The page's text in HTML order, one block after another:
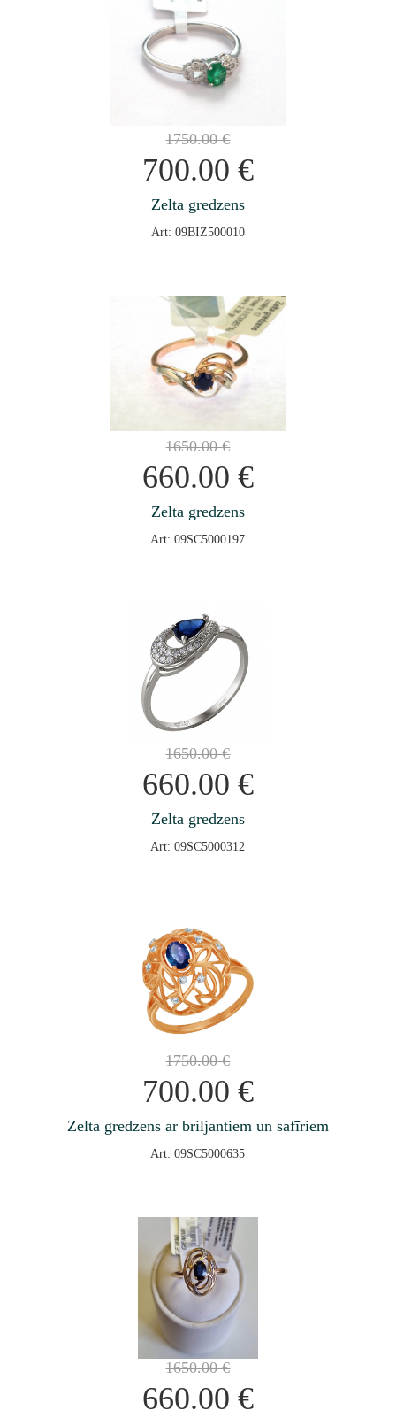
1750.00€
700.00 €
Zelta gredzens
Art: 09BIZ500010
1650.00€
660.00 €
Zelta gredzens
Art: 09SC5000197
1650.00€
660.00 €
Zelta gredzens
Art: 09SC5000312
1750.00€
700.00 €
Zelta gredzens ar briljantiem un safīriem
Art: 09SC5000635
1650.00€
660.00 €